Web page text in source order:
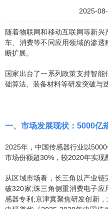
2025-
随着物联网和移动互联网等新
车、消费等不同应用领域的渗
断扩展。
国家出台了一系列政策支持智
础算法、装备材料等研发突破与
一、市场发展现状：5000亿
2025年，中国传感器行业以
市场份额超30%，较2020年实现
从区域市场看，长三角以产业
破320家;珠三角侧重消费电子
感器专利;京津冀聚焦研发创新，